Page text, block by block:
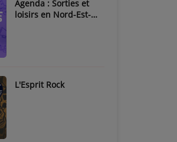
Agenda : Sorties et
loisirs en Nord-Est-
L'Esprit Rock